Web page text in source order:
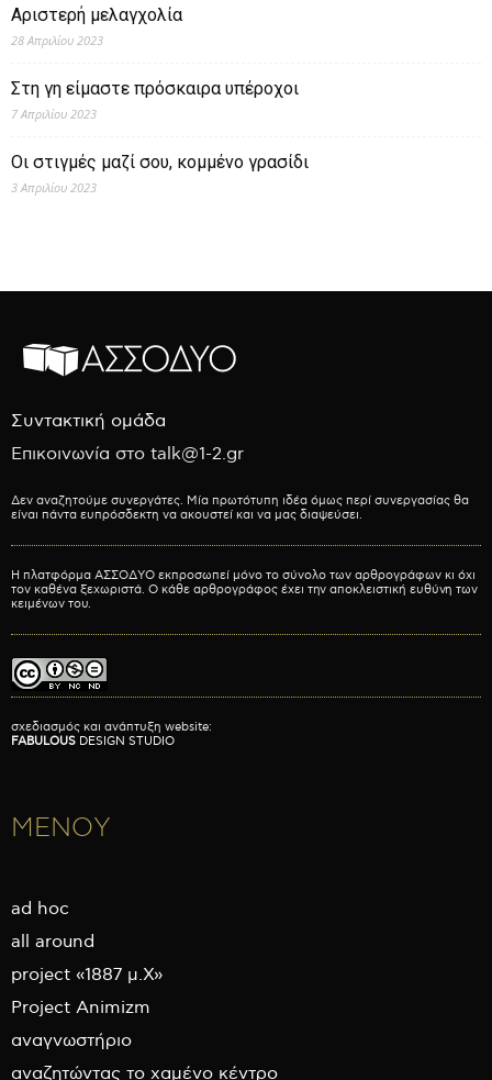
Αριστερή μελαγχολία
28 Απριλίου 2023
Στη γη είμαστε πρόσκαιρα υπέροχοι
7 Απριλίου 2023
Οι στιγμές μαζί σου, κομμένο γρασίδι
3 Απριλίου 2023
Συντακτική ομάδα
Επικοινωνία στο talk@1-2.gr
Δεν αναζητούμε συνεργάτες. Μία πρωτότυπη ιδέα όμως περί συνεργασίας θα
είναι πάντα ευπρόσδεκτη να ακουστεί και να μας διαψεύσει.
Η πλατφόρμα ΑΣΣΟΔΥΟ εκπροσωπεί μόνο το σύνολο των αρθρογράφων κι όχι
τον καθένα ξεχωριστά. Ο κάθε αρθρογράφος έχει την αποκλειστική ευθύνη των
κειμένων του.
σχεδιασμός και ανάπτυξη website:
FABULOUS DESIGN STUDIO
ΜΕΝΟΥ
ad hoc
all around
project «1887 μ.Χ»
Project Animizm
αναγνωστήριο
αναζητώντας το χαμένο κέντρο